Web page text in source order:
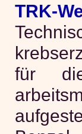
TRK-
für